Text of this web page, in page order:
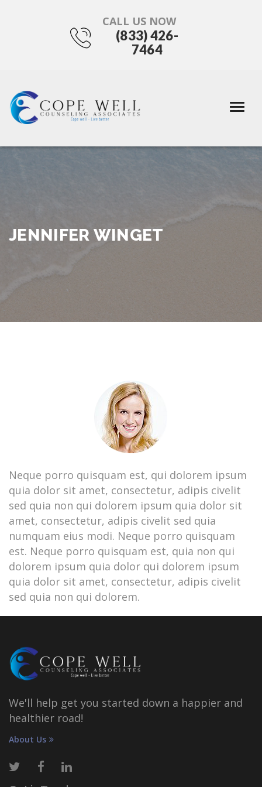
CALL US NOW
(833) 426-
7464
JENNIFER WINGET
Neque porro quisquam est, qui dolorem ipsum
quia dolor sit amet, consectetur, adipis civelit
sed quia non qui dolorem ipsum quia dolor sit
amet, consectetur, adipis civelit sed quia
numquam eius modi. Neque porro quisquam
est. Neque porro quisquam est, quia non qui
dolorem ipsum quia dolor qui dolorem ipsum
quia dolor sit amet, consectetur, adipis civelit
sed quia non qui dolorem.
We'll help get you started down a happier and
healthier road!
About Us